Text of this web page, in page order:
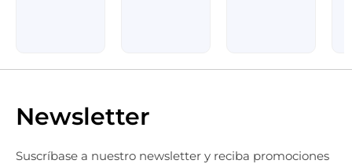
Newsletter
Suscríbase a nuestro newsletter y reciba promociones